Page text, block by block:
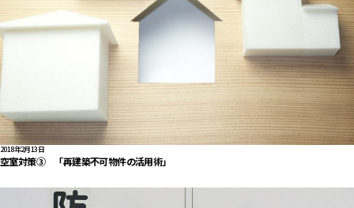
2018年2月13日
空室対策③ 「再建築不可物件の活用術」